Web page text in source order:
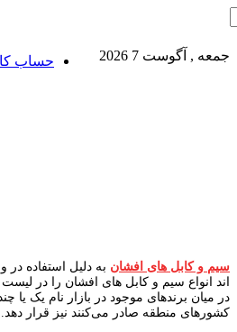
جمعه , آگوست 7 2026 حساب
سیم و کابل های افشان به دلیل استفاده
اند انواع سیم و کابل های افشان را در
در میان برندهای موجود در بازار نام یک یا
کشورهای منطقه صادر می‌کنند نیز قرار دهد.